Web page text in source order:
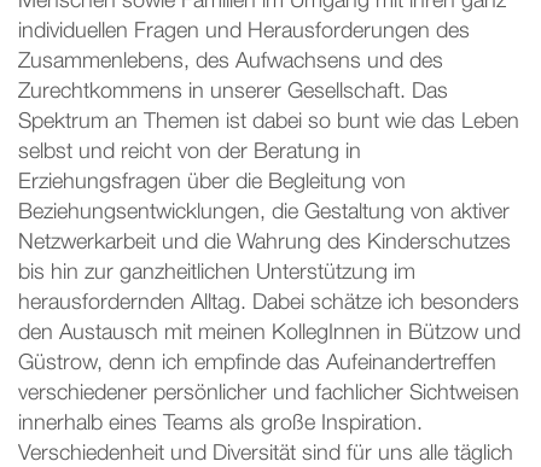
individuellen Fragen und Herausforderungen des
Zusammenlebens, des Aufwachsens und des
Zurechtkommens in unserer Gesellschaft. Das
Spektrum an Themen ist dabei so bunt wie das Leben
selbst und reicht von der Beratung in
Erziehungsfragen über die Begleitung von
Beziehungsentwicklungen, die Gestaltung von aktiver
Netzwerkarbeit und die Wahrung des Kinderschutzes
bis hin zur ganzheitlichen Unterstützung im
herausfordernden Alltag. Dabei schätze ich besonders
den Austausch mit meinen KollegInnen in Bützow und
Güstrow, denn ich empfinde das Aufeinandertreffen
verschiedener persönlicher und fachlicher Sichtweisen
innerhalb eines Teams als große Inspiration.
Verschiedenheit und Diversität sind für uns alle täglich